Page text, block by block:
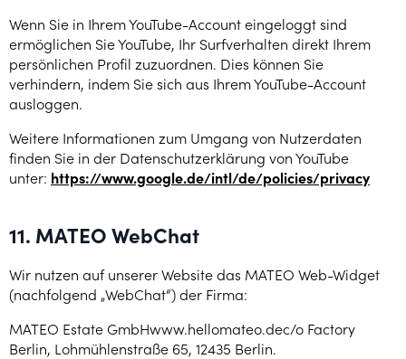
Wenn Sie in Ihrem YouTube-Account eingeloggt sind
ermöglichen Sie YouTube, Ihr Surfverhalten direkt Ihrem
persönlichen Profil zuzuordnen. Dies können Sie
verhindern, indem Sie sich aus Ihrem YouTube-Account
ausloggen.
Weitere Informationen zum Umgang von Nutzerdaten
finden Sie in der Datenschutzerklärung von YouTube
unter: https://www.google.de/intl/de/policies/privacy
11. MATEO WebChat
Wir nutzen auf unserer Website das MATEO Web-Widget
(nachfolgend „WebChat“) der Firma:
MATEO Estate GmbHwww.hellomateo.dec/o Factory
Berlin, Lohmühlenstraße 65, 12435 Berlin.